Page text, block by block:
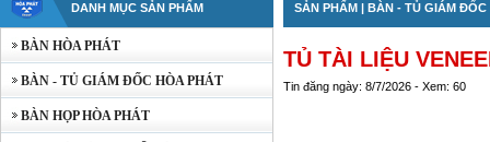
DANH MỤC SẢN PHẨM
BÀN HÒA PHÁT
BÀN - TỦ GIÁM ĐỐC HÒA PHÁT
BÀN HỌP HÒA PHÁT
SẢN PHẨM | BÀN - TỦ GIÁM ĐỐC
TỦ TÀI LIỆU
Tin đăng ngày: 8/7/2026 - Xem: 60